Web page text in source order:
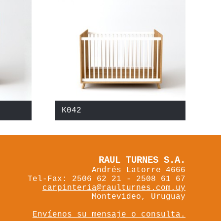
K042
RAUL TURNES S.A.
Andrés Latorre 4666
Tel-Fax: 2506 62 21 - 2508 61 67
carpinteria@raulturnes.com.uy
Montevideo, Uruguay
Envíenos su mensaje o consulta.